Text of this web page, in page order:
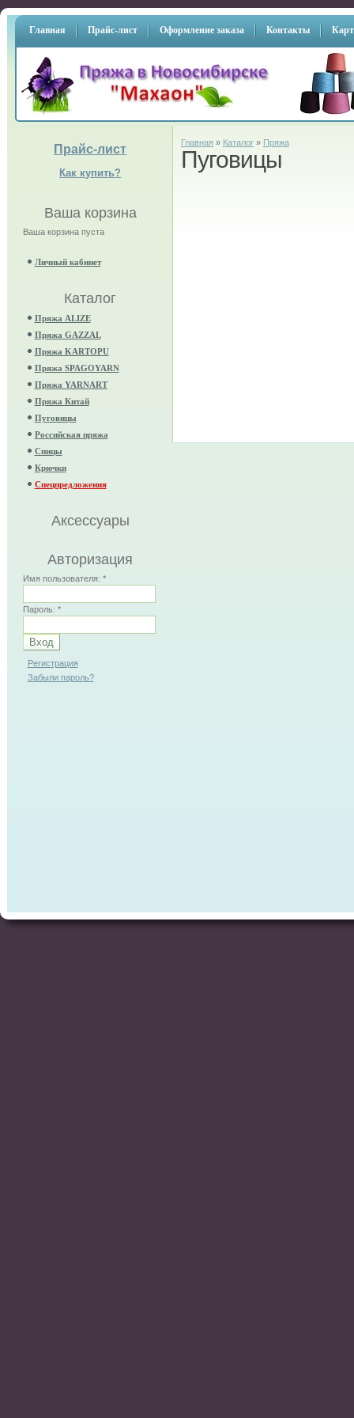
Главная Прайс-лист Оформление заказа Контакты
Прайс-лист
Как купить?
Ваша корзина
Ваша корзина пуста
Личный кабинет
Каталог
Пряжа ALIZE
Пряжа GAZZAL
Пряжа KARTOPU
Пряжа SPAGOYARN
Пряжа YARNART
Пряжа Китай
Пуговицы
Российская пряжа
Спицы
Крючки
Спецпредложения
Аксессуары
Авторизация
Имя пользователя: *
Пароль: *
Регистрация
Забыли пароль?
Главная » Каталог» Пряжа
Пуговицы